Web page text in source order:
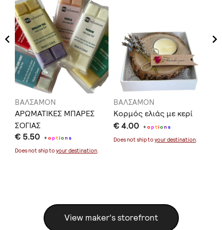
ΒΑΛΣΑΜΟΝ
ΑΡΩΜΑΤΙΚΕΣ ΜΠΑΡΕΣ
ΣΟΓΙΑΣ
€ 5.50 +option s
Does not ship to your destination.
ΒΑΛΣΑΜΟΝ
Κορμός ελιάς με κερί
€ 4.00 +option s
Does not ship to your destination.
View maker's storefront